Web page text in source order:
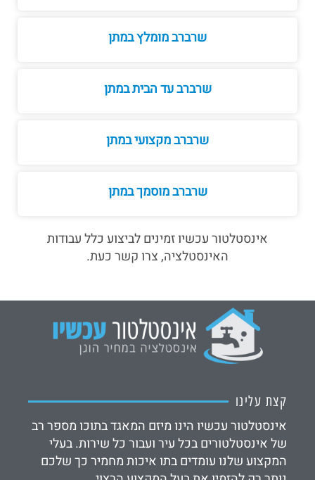
שרברב מומלץ במתן
שרברב עד הבית במתן
שרברב מקצועי במתן
שרברב מוסמך במתן
אינסטלטור עכשיו זמינים לביצוע כלל עבודות
האינסטלציה, צרו קשר כעת.
קצת עלינו
אינסטלטור עכשיו הינו מיזם המאגד בתוכו מספר רב
של אינסטלטורים בכל עיר ועבור כל שירות. בעלי
המקצוע שלנו עומדים בתו איכות מחמיר כך שלכם